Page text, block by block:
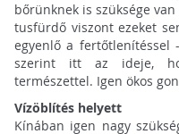
bőrünknek is szüksége
tusfürdő viszont ezeket
egyenlő a fertőtlenítéssel
szerint itt az ideje,
természettel. Igen ökos
Vízöblítés helyett
Kínában igen nagy